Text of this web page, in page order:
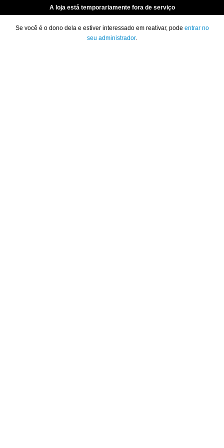
A loja está temporariamente fora de serviço
Se você é o dono dela e estiver interessado em reativar, pode entrar no
seu administrador.